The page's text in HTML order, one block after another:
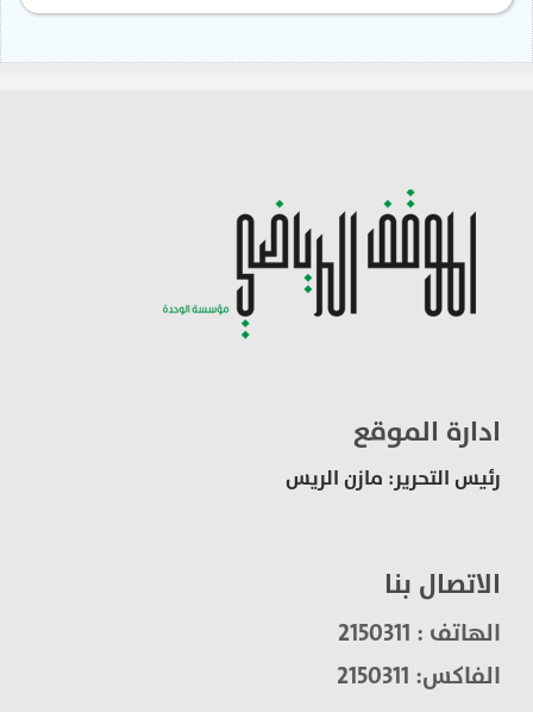
ادارة الموقع
رئيس التحرير: مازن الريس
الاتصال بنا
الهاتف : 2150311
الفاكس: 2150311